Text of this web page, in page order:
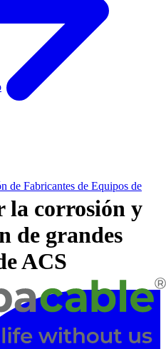
de Fabricantes de Equipos de
la corrosión y
de grandes
ACS